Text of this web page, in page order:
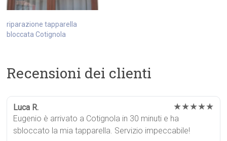
riparazione tapparella
bloccata Cotignola
Recensioni dei clienti
Luca R. ★★★★★
Eugenio è arrivato a Cotignola in 30 minuti e ha
sbloccato la mia tapparella. Servizio impeccabile!